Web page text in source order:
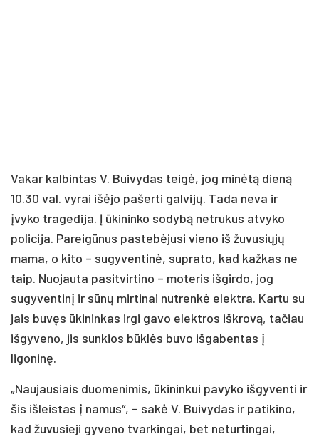
Vakar kalbintas V. Buivydas teigė, jog minėtą dieną
10.30 val. vyrai išėjo pašerti galvijų. Tada neva ir
įvyko tragedija. Į ūkininko sodybą netrukus atvyko
policija. Pareigūnus pastebėjusi vieno iš žuvusiųjų
mama, o kito – sugyventinė, suprato, kad kažkas ne
taip. Nuojauta pasitvirtino – moteris išgirdo, jog
sugyventinį ir sūnų mirtinai nutrenkė elektra. Kartu su
jais buvęs ūkininkas irgi gavo elektros iškrovą, tačiau
išgyveno, jis sunkios būklės buvo išgabentas į
ligoninę.
„Naujausiais duomenimis, ūkininkui pavyko išgyventi ir
šis išleistas į namus“, – sakė V. Buivydas ir patikino,
kad žuvusieji gyveno tvarkingai, bet neturtingai,